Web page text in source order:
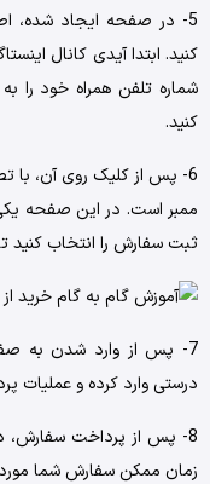
5- در صفحه ایجاد شده،
کنید. ابتدا آیدی کانال
شماره تلفن همراه خود را
‌کنید.
6- پس ‌از کلیک روی آن، با
ممبر است. در این صفحه یکی
ثبت سفارش را انتخاب
7- پس ‌از وارد شدن به
درستی وارد کرده و عملیات
8- پس ‌از پرداخت سفارش،
زمان ممکن سفارش شما مورد